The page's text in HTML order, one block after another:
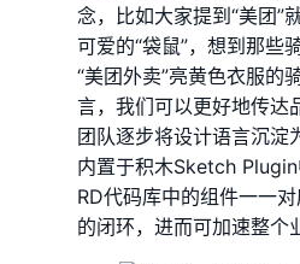
念，比如大家提到“美团”
可爱的“袋鼠”，想到那些
“美团外卖”亮黄色衣服的
言，我们可以更好地传达
团队逐步将设计语言沉淀
内置于积木Sketch
RD代码库中的组件一一
的闭环，进而可加速整个